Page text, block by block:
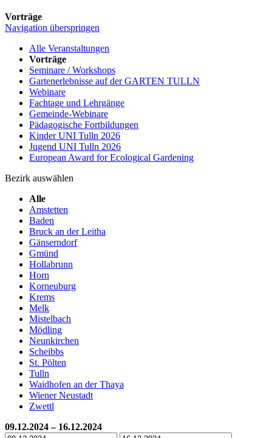
Vorträge
Navigation überspringen
Alle Veranstaltungen
Vorträge
Seminare / Workshops
Gartenerlebnisse auf der GARTEN TULLN
Webinare
Fachtage und Lehrgänge
Gemeinde-Webinare
Pädagogische Fortbildungen
Kinder UNI Tulln 2026
Jugend UNI Tulln 2026
European Award for Ecological Gardening
Bezirk auswählen
Alle
Amstetten
Baden
Bruck an der Leitha
Gänserndorf
Gmünd
Hollabrunn
Horn
Korneuburg
Krems
Melk
Mistelbach
Mödling
Neunkirchen
Scheibbs
St. Pölten
Tulln
Waidhofen an der Thaya
Wiener Neustadt
Zwettl
09.12.2024 – 16.12.2024